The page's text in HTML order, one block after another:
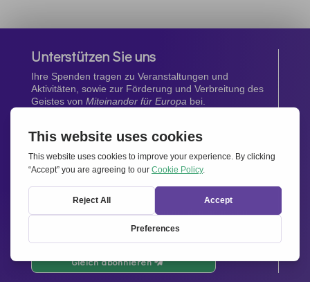
Unterstützen Sie uns
Ihre Spenden tragen zu Veranstaltungen und
Aktivitäten, sowie zur Förderung und Verbreitung des
Geistes von Miteinander für Europa bei.
Jetzt spenden
Newsletter
Bleiben Sie auf dem Laufenden mit den neuesten
Infos aus unserem Netzwerk.
Gleich abonnieren